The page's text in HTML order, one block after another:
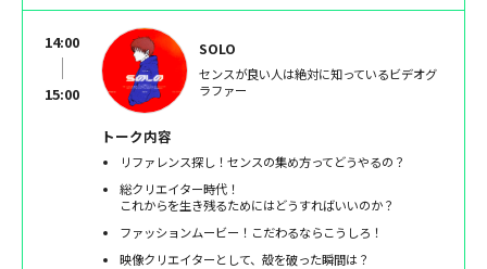
14:00
15:00
SOLO
センスが良い人は絶対に知っているビデオグ
ラファー
トーク内容
リファレンス探し！センスの集め方ってどうやるの？
総クリエイター時代！
これからを生き残るためにはどうすればいいのか？
ファッションムービー！こだわるならこうしろ！
映像クリエイターとして、殻を破った瞬間は？